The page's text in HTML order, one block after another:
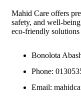
Mahid Care offers
safety, and well-
eco-friendly solutions
Bonolota
Phone:
Email: